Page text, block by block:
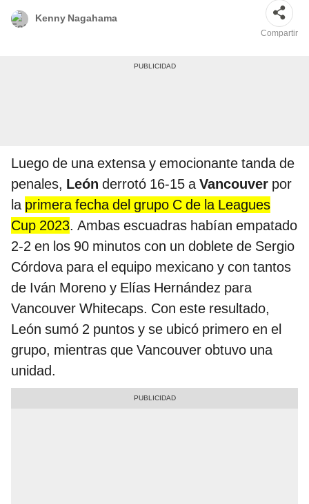
Kenny Nagahama
Compartir
Luego de una extensa y emocionante tanda de
penales, León derrotó 16-15 a Vancouver por
la primera fecha del grupo C de la Leagues
Cup 2023. Ambas escuadras habían empatado
2-2 en los 90 minutos con un doblete de Sergio
Córdova para el equipo mexicano y con tantos
de Iván Moreno y Elías Hernández para
Vancouver Whitecaps. Con este resultado,
León sumó 2 puntos y se ubicó primero en el
grupo, mientras que Vancouver obtuvo una
unidad.